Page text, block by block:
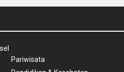
Pariwisata